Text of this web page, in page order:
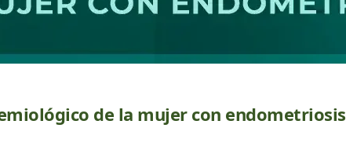
de la mujer con endometriosis